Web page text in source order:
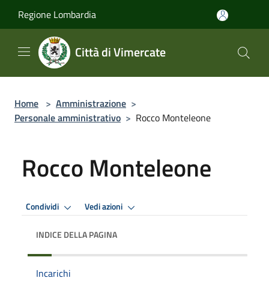
Regione Lombardia
Città di Vimercate
Home > Amministrazione >
Personale amministrativo > Rocco Monteleone
Rocco Monteleone
Condividi Vedi azioni
INDICE DELLA PAGINA
Incarichi